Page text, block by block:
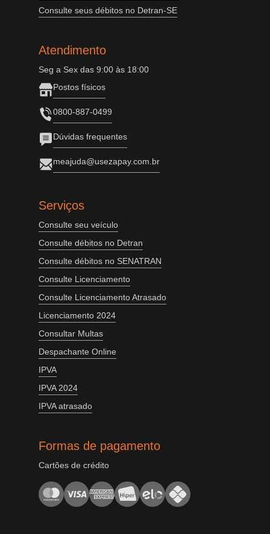
Consulte seus débitos no Detran-SE
Atendimento
Seg a Sex das 9:00 às 18:00
Postos físicos
0800-887-0499
Dúvidas frequentes
meajuda@usezapay.com.br
Serviços
Consulte seu veículo
Consulte débitos no Detran
Consulte débitos no SENATRAN
Consulte Licenciamento
Consulte Licenciamento Atrasado
Licenciamento 2024
Consultar Multas
Despachante Online
IPVA
IPVA 2024
IPVA atrasado
Formas de pagamento
Cartões de crédito